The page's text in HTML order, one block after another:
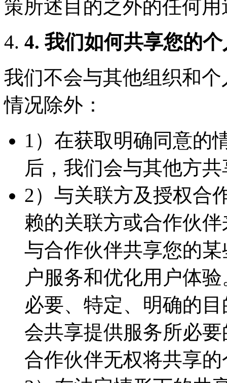
策所述目的之外的任何用
4. 我们如何共享您的
我们不会与其他组织和
情况除外：
1）在获取明确同意的
后，我们会与其他方
2）与关联方及授权合
赖的关联方或合作伙
与合作伙伴共享您的
户服务和优化用户体
必要、特定、明确的
会共享提供服务所必
合作伙伴无权将共享